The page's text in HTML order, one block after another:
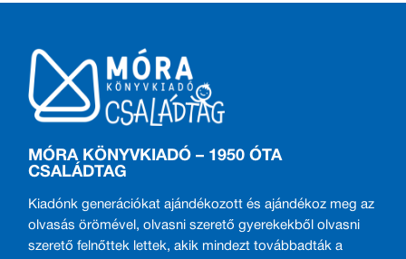
MÓRA KÖNYVKIADÓ – 1950 ÓTA
CSALÁDTAG
Kiadónk generációkat ajándékozott és ajándékoz meg az
olvasás örömével, olvasni szerető gyerekekből olvasni
szerető felnőttek lettek, akik mindezt továbbadták a